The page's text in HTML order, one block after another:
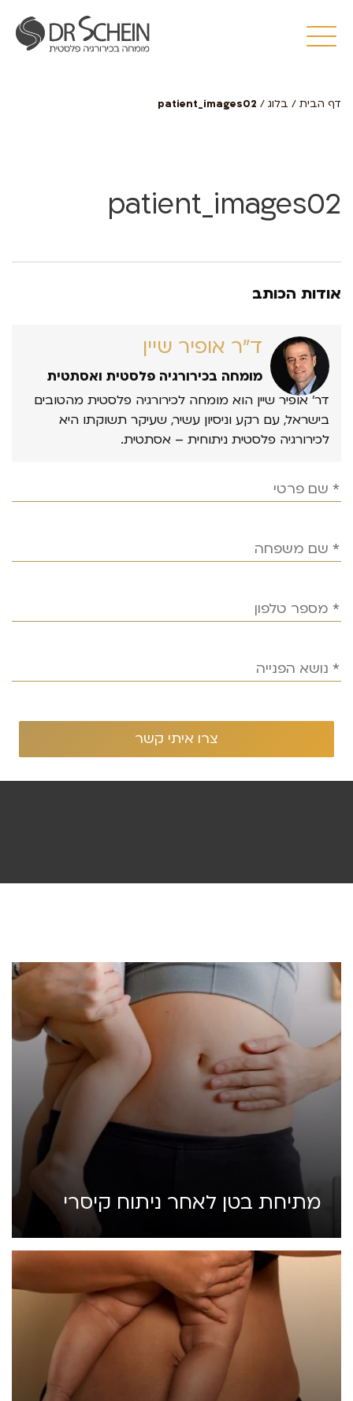
דף הבית / בלוג /
patient_images02
patient_images02
אודות הכותב
ד״ר אופיר שיין
מומחה בכירורגיה פלסטית ואסתטית
דר’ אופיר שיין הוא מומחה לכירורגיה פלסטית מהטובים
בישראל, עם רקע וניסיון עשיר, שעיקר תשוקתו היא
לכירורגיה פלסטית ניתוחית – אסתטית.
מתיחת בטן לאחר ניתוח קיסרי